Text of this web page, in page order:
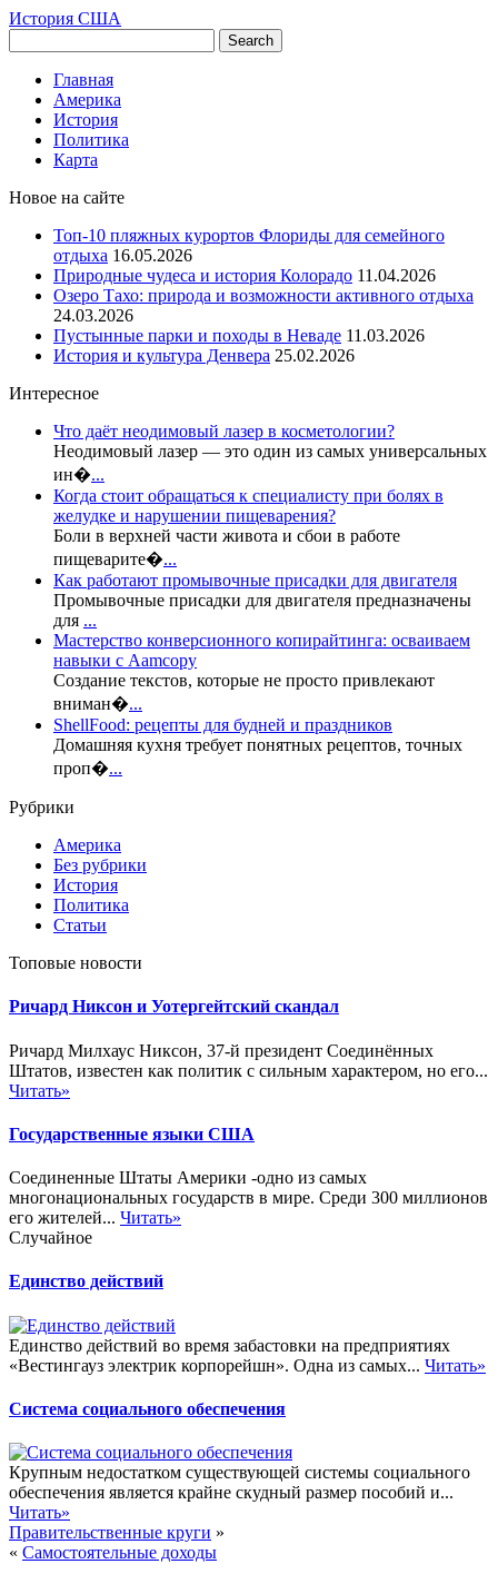
История США
Главная
Америка
История
Политика
Карта
Новое на сайте
Топ-10 пляжных курортов Флориды для семейного
отдыха 16.05.2026
Природные чудеса и история Колорадо 11.04.2026
Озеро Тахо: природа и возможности активного отдыха
24.03.2026
Пустынные парки и походы в Неваде 11.03.2026
История и культура Денвера 25.02.2026
Интересное
Что даёт неодимовый лазер в косметологии?
Неодимовый лазер — это один из самых универсальных
ин�...
Когда стоит обращаться к специалисту при болях в
желудке и нарушении пищеварения?
Боли в верхней части живота и сбои в работе
пищеварите�...
Как работают промывочные присадки для двигателя
Промывочные присадки для двигателя предназначены
для ...
Мастерство конверсионного копирайтинга: осваиваем
навыки с Aamcopy
Создание текстов, которые не просто привлекают
вниман�...
ShellFood: рецепты для будней и праздников
Домашняя кухня требует понятных рецептов, точных
проп�...
Рубрики
Америка
Без рубрики
История
Политика
Статьи
Топовые новости
Ричард Никсон и Уотергейтский скандал
Ричард Милхаус Никсон, 37-й президент Соединённых
Штатов, известен как политик с сильным характером, но его...
Читать»
Государственные языки США
Соединенные Штаты Америки -одно из самых
многонациональных государств в мире. Среди 300 миллионов
его жителей... Читать»
Случайное
Единство действий
Единство действий во время забастовки на предприятиях
«Вестингауз электрик корпорейшн». Одна из самых... Читать»
Система социального обеспечения
Крупным недостатком существующей системы социального
обеспечения является крайне скудный размер пособий и...
Читать»
Правительственные круги »
« Самостоятельные доходы